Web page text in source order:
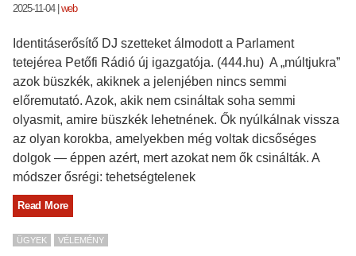
2025-11-04| web
Identitáserősítő DJ szetteket álmodott a Parlament
tetejérea Petőfi Rádió új igazgatója. (444.hu) A „múltjukra”
azok büszkék, akiknek a jelenjében nincs semmi
előremutató. Azok, akik nem csináltak soha semmi
olyasmit, amire büszkék lehetnének. Ők nyúlkálnak vissza
az olyan korokba, amelyekben még voltak dicsőséges
dolgok — éppen azért, mert azokat nem ők csinálták. A
módszer ősrégi: tehetségtelenek
Read More
ÜGYEK VÉLEMÉNY